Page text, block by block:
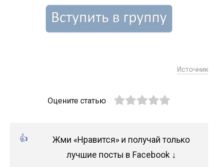
Источник
Оцените статью
Жми «Нравится» и получай только
лучшие посты в Facebook ↓